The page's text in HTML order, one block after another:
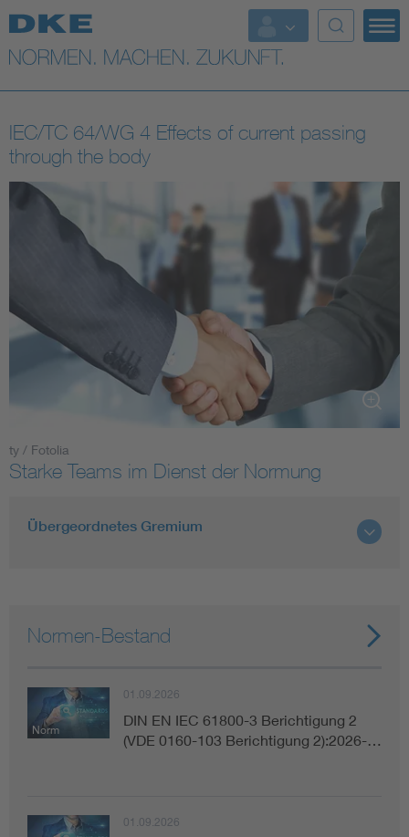
Top-Themen
VDE Fokusthemen
Digital Security
Health
Living
Smart Cities
Cybersecurity in der Industrieautomatisierung
DIN VDE 0100 für sichere Elektroinstallationen
Elektrofachkraft (EFK)
IEC/TC 64/WG 4 Effects of current passing
through the body
ty / Fotolia
Starke Teams im Dienst der Normung
Übergeordnetes Gremium
Normen-Bestand
Norm
01.09.2026
DIN EN IEC 61800-3 Berichtigung 2
(VDE 0160-103 Berichtigung 2):2026-…
01.09.2026